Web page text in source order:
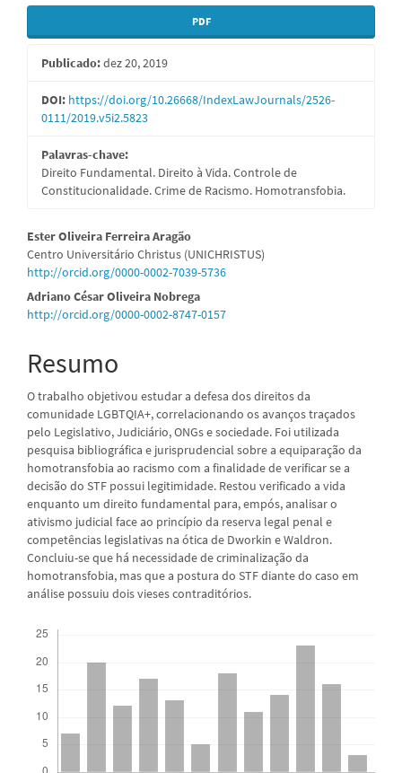
Barra
lateral
de
artigos
PDF
Publicado:dez 20, 2019
DOI: https://doi.org/10.26668/IndexLawJournals/2526-
0111/2019.v5i2.5823
Palavras-chave:
Direito Fundamental. Direito à Vida. Controle de
Constitucionalidade. Crime de Racismo. Homotransfobia.
Conteúdo
do
artigo
principal
Ester Oliveira Ferreira Aragão
Centro Universitário Christus (UNICHRISTUS)
http://orcid.org/0000-0002-7039-5736
Adriano César Oliveira Nobrega
http://orcid.org/0000-0002-8747-0157
Resumo
O trabalho objetivou estudar a defesa dos direitos da
comunidade LGBTQIA+, correlacionando os avanços traçados
pelo Legislativo, Judiciário, ONGs e sociedade. Foi utilizada
pesquisa bibliográfica e jurisprudencial sobre a equiparação da
homotransfobia ao racismo com a finalidade de verificar se a
decisão do STF possui legitimidade. Restou verificado a vida
enquanto um direito fundamental para, empós, analisar o
ativismo judicial face ao princípio da reserva legal penal e
competências legislativas na ótica de Dworkin e Waldron.
Concluiu-se que há necessidade de criminalização da
homotransfobia, mas que a postura do STF diante do caso em
análise possuiu dois vieses contraditórios.